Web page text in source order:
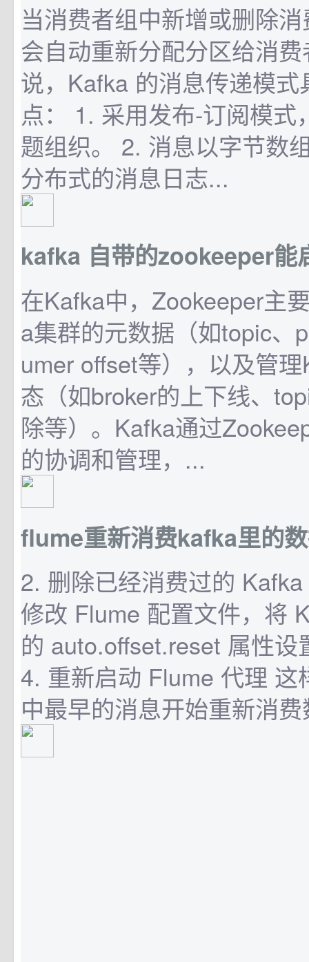
当消费者组中新增或删除
会自动重新分配分区给消
说，Kafka 的消息传递模式
点： 1. 采用发布-订阅模式
题组织。 2. 消息以字节数
分布式的消息日志...
kafka 自带的zookeeper能
在Kafka中，Zookeeper主
a集群的元数据（如topic、
umer offset等），以及管
态（如broker的上下线、
除等）。Kafka通过
的协调和管理，...
flume重新消费kafka里的
2. 删除已经消费过的
修改 Flume 配置文件，将
的 auto.offset.reset 属性设
4. 重新启动 Flume 代理 这
中最早的消息开始重新消